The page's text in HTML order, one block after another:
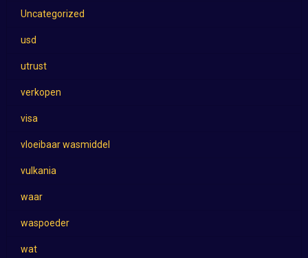
Uncategorized
usd
utrust
verkopen
visa
vloeibaar wasmiddel
vulkania
waar
waspoeder
wat